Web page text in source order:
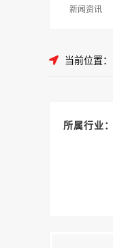
新闻资讯
当前位置：
所属行业：